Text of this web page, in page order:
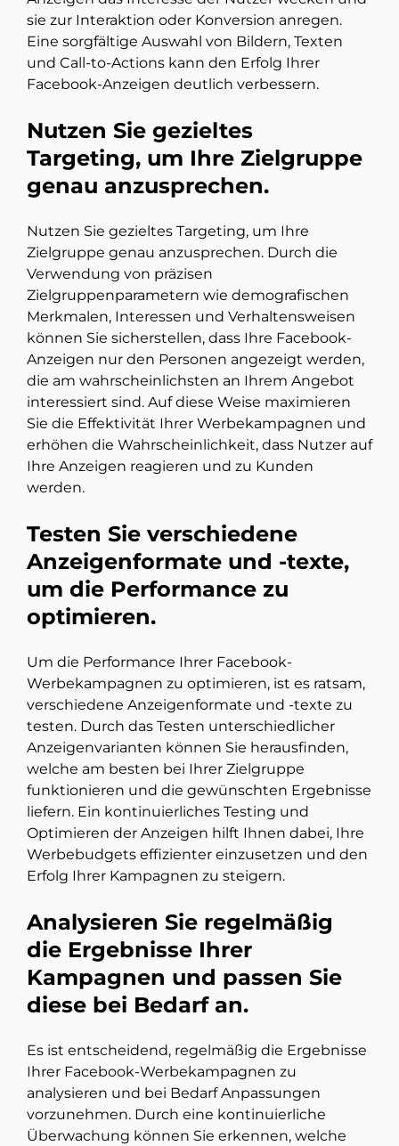
sie zur Interaktion oder Konversion anregen.
Eine sorgfältige Auswahl von Bildern, Texten
und Call-to-Actions kann den Erfolg Ihrer
Facebook-Anzeigen deutlich verbessern.
Nutzen Sie gezieltes
Targeting, um Ihre Zielgruppe
genau anzusprechen.
Nutzen Sie gezieltes Targeting, um Ihre
Zielgruppe genau anzusprechen. Durch die
Verwendung von präzisen
Zielgruppenparametern wie demografischen
Merkmalen, Interessen und Verhaltensweisen
können Sie sicherstellen, dass Ihre Facebook-
Anzeigen nur den Personen angezeigt werden,
die am wahrscheinlichsten an Ihrem Angebot
interessiert sind. Auf diese Weise maximieren
Sie die Effektivität Ihrer Werbekampagnen und
erhöhen die Wahrscheinlichkeit, dass Nutzer auf
Ihre Anzeigen reagieren und zu Kunden
werden.
Testen Sie verschiedene
Anzeigenformate und -texte,
um die Performance zu
optimieren.
Um die Performance Ihrer Facebook-
Werbekampagnen zu optimieren, ist es ratsam,
verschiedene Anzeigenformate und -texte zu
testen. Durch das Testen unterschiedlicher
Anzeigenvarianten können Sie herausfinden,
welche am besten bei Ihrer Zielgruppe
funktionieren und die gewünschten Ergebnisse
liefern. Ein kontinuierliches Testing und
Optimieren der Anzeigen hilft Ihnen dabei, Ihre
Werbebudgets effizienter einzusetzen und den
Erfolg Ihrer Kampagnen zu steigern.
Analysieren Sie regelmäßig
die Ergebnisse Ihrer
Kampagnen und passen Sie
diese bei Bedarf an.
Es ist entscheidend, regelmäßig die Ergebnisse
Ihrer Facebook-Werbekampagnen zu
analysieren und bei Bedarf Anpassungen
vorzunehmen. Durch eine kontinuierliche
Überwachung können Sie erkennen, welche